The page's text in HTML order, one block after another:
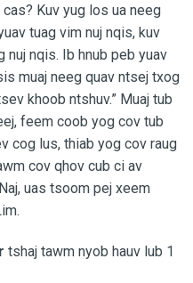
Kuv yug los ua neeg
tuag vim nuj nqis, kuv
nuj nqis. Ib hnub peb yuav
muaj neeg quav ntsej txog
khoob ntshuv.” Muaj tub
feem coob yog cov tub
cog lus, thiab yog cov raug
cov qhov cub ci av
uas tsoom pej xeem
tshaj tawm nyob hauv lub 1